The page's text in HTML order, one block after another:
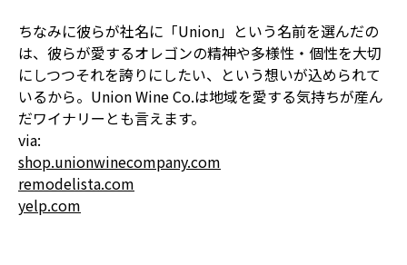
ちなみに彼らが社名に「Union」という名前を選んだの
は、彼らが愛するオレゴンの精神や多様性・個性を大切
にしつつそれを誇りにしたい、という想いが込められて
いるから。Union Wine Co.は地域を愛する気持ちが産ん
だワイナリーとも言えます。
via:
shop.unionwinecompany.com
remodelista.com
yelp.com